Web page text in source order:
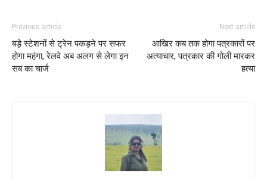
Previous article
बड़े स्टेशनों से ट्रेन पकड़ने पर सफर
होगा महंगा, रेलवे अब अलग से लेगा इन
सब का चार्ज
Next article
आखिर कब तक होगा पत्रकारों पर
अत्याचार, पत्रकार की गोली मारकर
हत्या